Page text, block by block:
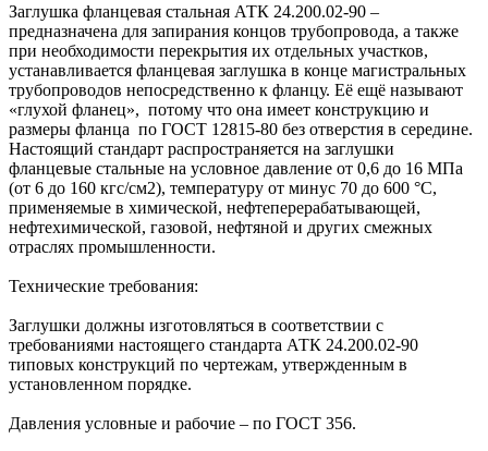
Заглушка фланцевая стальная АТК 24.200.02-90 –
предназначена для запирания концов трубопровода, а также
при необходимости перекрытия их отдельных участков,
устанавливается фланцевая заглушка в конце магистральных
трубопроводов непосредственно к фланцу. Её ещё называют
«глухой фланец», потому что она имеет конструкцию и
размеры фланца по ГОСТ 12815-80 без отверстия в середине.
Настоящий стандарт распространяется на заглушки
фланцевые стальные на условное давление от 0,6 до 16 МПа
(от 6 до 160 кгс/см2), температуру от минус 70 до 600 °С,
применяемые в химической, нефтеперерабатывающей,
нефтехимической, газовой, нефтяной и других смежных
отраслях промышленности.
Технические требования:
Заглушки должны изготовляться в соответствии с
требованиями настоящего стандарта АТК 24.200.02-90
типовых конструкций по чертежам, утвержденным в
установленном порядке.
Давления условные и рабочие – по ГОСТ 356.